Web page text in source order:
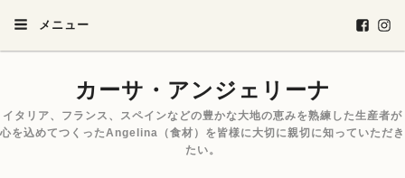
メニュー
カーサ・アンジェリーナ
イタリア、フランス、スペインなどの豊かな大地の恵みを熟練した生産者が
心を込めてつくったAngelina（食材）を皆様に大切に親切に知っていただき
たい。